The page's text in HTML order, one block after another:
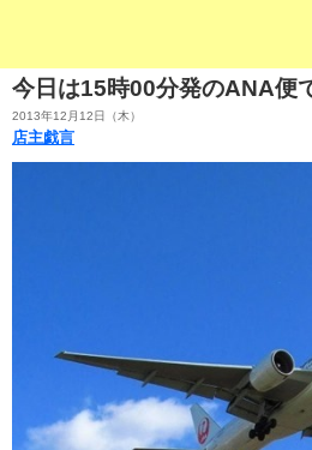
今日は15時00分発のANA便
2013年12月12日（木）
店主戯言